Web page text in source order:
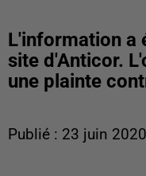
L'information a
site d'Anticor.
une plainte
Publié : 23 juin